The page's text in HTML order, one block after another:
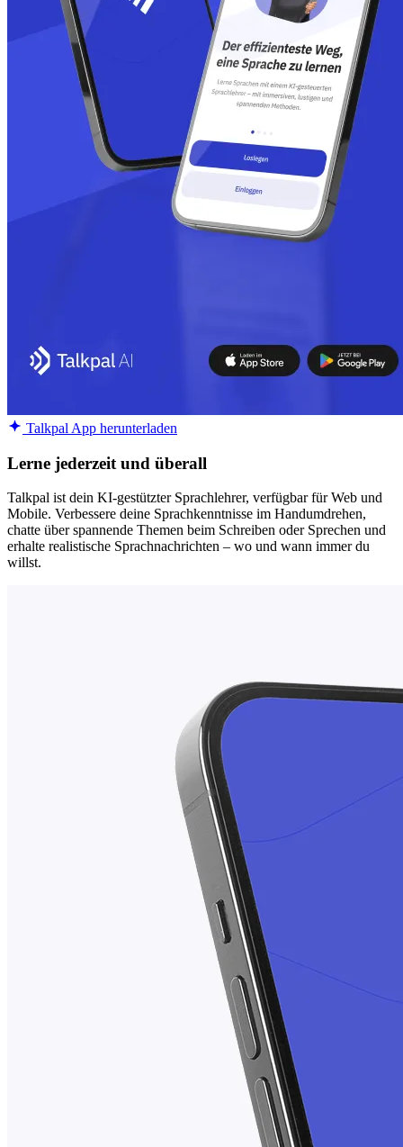
Talkpal App herunterladen
Lerne jederzeit und überall
Talkpal ist dein KI-gestützter Sprachlehrer, verfügbar für Web und
Mobile. Verbessere deine Sprachkenntnisse im Handumdrehen,
chatte über spannende Themen beim Schreiben oder Sprechen und
erhalte realistische Sprachnachrichten – wo und wann immer du
willst.